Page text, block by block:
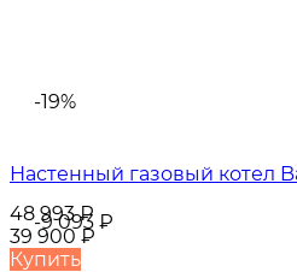
-19%
-9 093 ₽
Настенный газовый котел
48 993₽
39 900₽
Купить